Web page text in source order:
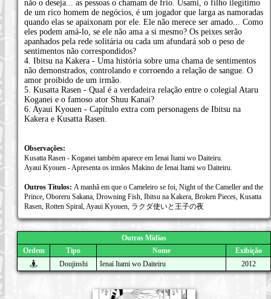
não o deseja... as pessoas o chamam de frio. Usami, o filho ilegítimo
de um rico homem de negócios, é um jogador que larga as namoradas
quando elas se apaixonam por ele. Ele não merece ser amado... Como
eles podem amá-lo, se ele não ama a si mesmo? Os peixes serão
apanhados pela rede solitária ou cada um afundará sob o peso de
sentimentos não correspondidos?
4. Ibitsu na Kakera - Uma história sobre uma chama de sentimentos
não demonstrados, controlando e corroendo a relação de sangue. O
amor proibido de um irmão.
5. Kusatta Rasen - Qual é a verdadeira relação entre o colegial Ataru
Koganei e o famoso ator Shuu Kanai?
6. Ayaui Kyouen - Capítulo extra com personagens de Ibitsu na
Kakera e Kusatta Rasen.
Observações:
Kusatta Rasen - Koganei também aparece em Ienai Itami wo Daiteiru.
Ayaui Kyouen - Apresenta os irmãos Makino de Ienai Itami wo Daiteiru.
Outros Títulos: A manhã em que o Cameleiro se foi, Night of the Cameller and the
Prince, Oboreru Sakana, Drowning Fish, Ibitsu na Kakera, Broken Pieces, Kusatta
Rasen, Rotten Spiral, Ayaui Kyouen, ラクダ使いと王子の夜
Outras Mídias
Ordem
Tipo Nome
Exibição
Doujinshi
Ienai Itami wo Daiteiru 2012